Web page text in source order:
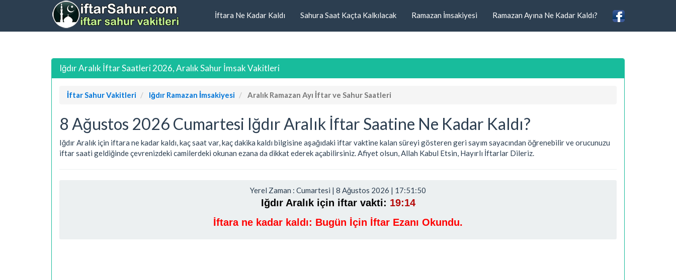
İftara Ne Kadar Kaldı Sahura Saat Kaçta Kalkılacak Ramazan İmsakiyesi Ramazan Ayına Ne Kadar Kaldı?
Iğdır Aralık İftar Saatleri 2026, Aralık Sahur İmsak Vakitleri
İftar Sahur Vakitleri Iğdır Ramazan İmsakiyesi Aralık Ramazan Ayı İftar ve Sahur Saatleri
8 Ağustos 2026 Cumartesi Iğdır Aralık İftar Saatine Ne Kadar Kaldı?
Iğdır Aralık için iftara ne kadar kaldı, kaç saat var, kaç dakika kaldı bilgisine aşağıdaki iftar vaktine kalan süreyi gösteren geri sayım sayacından öğrenebilir ve orucunuzu
iftar saati geldiğinde çevrenizdeki camilerdeki okunan ezana da dikkat ederek açabilirsiniz. Afiyet olsun, Allah Kabul Etsin, Hayırlı İftarlar Dileriz.
Yerel Zaman : Cumartesi | 8 Ağustos 2026 | 17:51:50
Iğdır Aralık için iftar vakti: 19:14
İftara ne kadar kaldı: Bugün İçin İftar Ezanı Okundu.